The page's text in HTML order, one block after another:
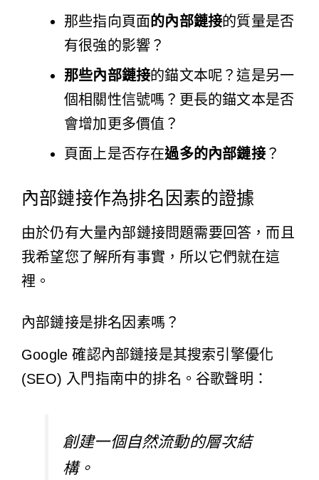
那些指向頁面的內部鏈接的質量是否
有很強的影響？
那些內部鏈接的錨文本呢？這是另一
個相關性信號嗎？更長的錨文本是否
會增加更多價值？
頁面上是否存在過多的內部鏈接？
內部鏈接作為排名因素的證據
由於仍有大量內部鏈接問題需要回答，而且
我希望您了解所有事實，所以它們就在這
裡。
內部鏈接是排名因素嗎？
Google 確認內部鏈接是其搜索引擎優化
(SEO) 入門指南中的排名。谷歌聲明：
創建一個自然流動的層次結
構。